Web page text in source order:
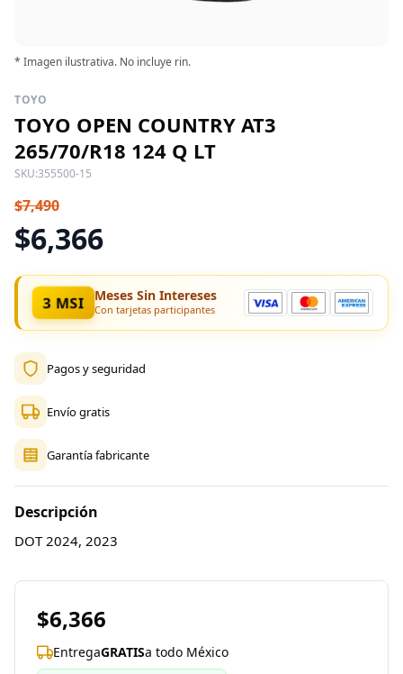
* Imagen ilustrativa. No incluye rin.
TOYO
TOYO OPEN COUNTRY AT3
265/70/R18 124 Q LT
SKU:355500-15
$7,490
$6,366
3 MSI Meses Sin Intereses
Con tarjetas participantes
Pagos y seguridad
Envío gratis
Garantía fabricante
Descripción
DOT 2024, 2023
$6,366
EntregaGRATISa todo México